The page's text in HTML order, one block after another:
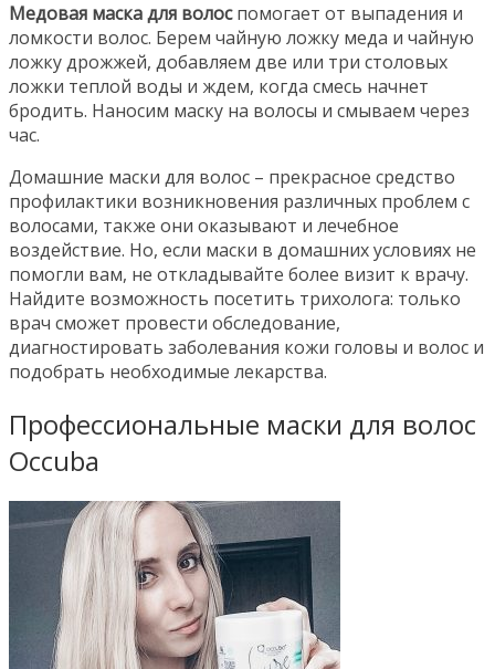
Медовая маска для волоспомогает от выпадения и
ломкости волос. Берем чайную ложку меда и чайную
ложку дрожжей, добавляем две или три столовых
ложки теплой воды и ждем, когда смесь начнет
бродить. Наносим маску на волосы и смываем через
час.
Домашние маски для волос – прекрасное средство
профилактики возникновения различных проблем с
волосами, также они оказывают и лечебное
воздействие. Но, если маски в домашних условиях не
помогли вам, не откладывайте более визит к врачу.
Найдите возможность посетить трихолога: только
врач сможет провести обследование,
диагностировать заболевания кожи головы и волос и
подобрать необходимые лекарства.
Профессиональные маски для волос
Occuba